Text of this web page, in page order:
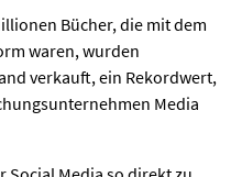
Bücher, die mit dem
waren, wurden
verkauft, ein Rekordwert,
Media